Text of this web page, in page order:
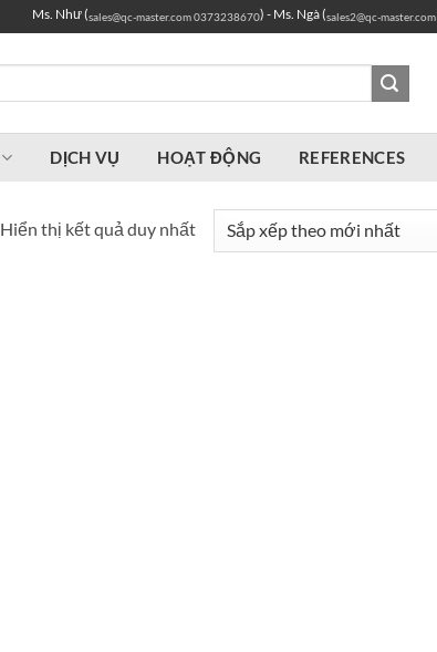
Ms. Như (sales@qc-master.com0373238670) - Ms. Ngà (sales2@qc-master.com
DỊCH VỤ HOẠT ĐỘNG REFERENCES
Hiển thị kết quả duy nhất